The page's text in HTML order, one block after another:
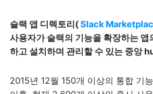
슬랙 앱 디렉토리(Slack
사용자가 슬랙의 기능을 확장하는 앱
하고 설치하며 관리할 수 있는 중앙
2015년 12월 150개 이상의 통합 기